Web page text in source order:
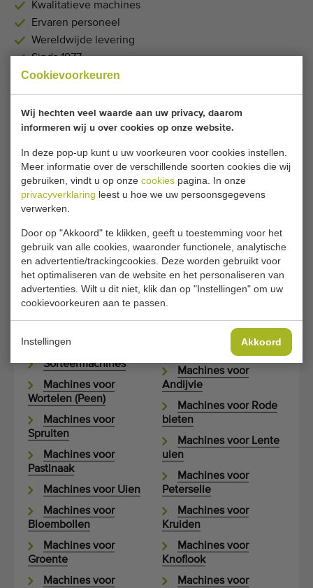
Cookievoorkeuren
Wij hechten veel waarde aan uw privacy, daarom
informeren wij u over cookies op onze website.
In deze pop-up kunt u uw voorkeuren voor cookies instellen.
Meer informatie over de verschillende soorten cookies die wij
gebruiken, vindt u op onze cookies pagina. In onze
privacyverklaring leest u hoe we uw persoonsgegevens
verwerken.
Door op "Akkoord" te klikken, geeft u toestemming voor het
gebruik van alle cookies, waaronder functionele, analytische
en advertentie/trackingcookies. Deze worden gebruikt voor
het optimaliseren van de website en het personaliseren van
advertenties. Wilt u dit niet, klik dan op "Instellingen" om uw
cookievoorkeuren aan te passen.
Instellingen Akkoord
Kwalitatieve machines
Ervaren personeel
Wereldwijde levering
Sinds 1977
HEEFT U EEN MACHINE TE
KOOP?
Wij zijn altijd opzoek naar kwalitatief goede
machines voor de agricultuur en horticultuur.
BIED UW MACHINE HIER AAN
GERELATEERDE PAGINA'S
Rollensorteermachines
Doseerbunkers
Sorteermachines
Machines voor
Wortelen (Peen)
Machines voor
Spruiten
Machines voor
Pastinaak
Machines voor Uien
Machines voor
Bloembollen
Machines voor
Groente
Machines voor
Machines voor Radijs
Machines voor Bonen
Machines voor
Andijvie
Machines voor Rode
bieten
Machines voor Lente
uien
Machines voor
Peterselie
Machines voor
Kruiden
Machines voor
Knoflook
Machines voor